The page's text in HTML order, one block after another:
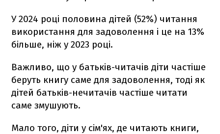
У 2024 році половина дітей (52%) читання
використання для задоволення і це на 13%
більше, ніж у 2023 році.
Важливо, що у батьків-читачів діти частіше
беруть книгу саме для задоволення, тоді як
дітей батьків-нечитачів частіше читати
саме змушують.
Мало того, діти у сім'ях, де читають книги,